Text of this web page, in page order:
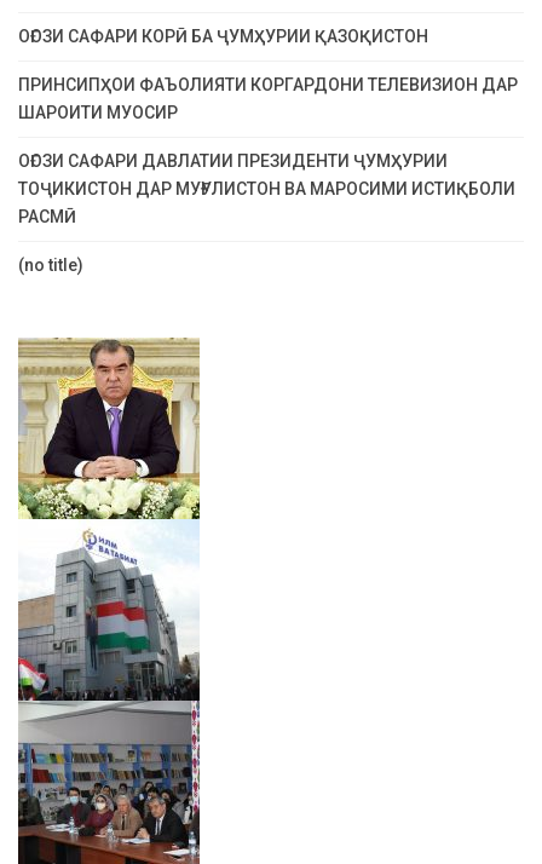
ОҒОЗИ САФАРИ КОРӢ БА ҶУМҲУРИИ ҚАЗОҚИСТОН
ПРИНСИПҲОИ ФАЪОЛИЯТИ КОРГАРДОНИ ТЕЛЕВИЗИОН ДАР
ШАРОИТИ МУОСИР
ОҒОЗИ САФАРИ ДАВЛАТИИ ПРЕЗИДЕНТИ ҶУМҲУРИИ
ТОҶИКИСТОН ДАР МУҒУЛИСТОН ВА МАРОСИМИ ИСТИҚБОЛИ
РАСМӢ
(no title)